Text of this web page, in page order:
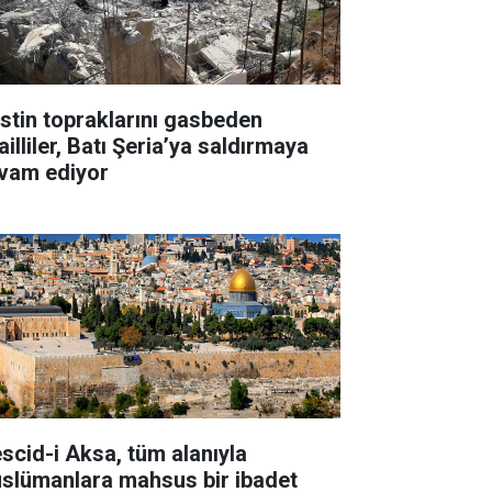
topraklarını gasbeden
Batı Şeria’ya saldırmaya
ediyor
i Aksa, tüm alanıyla
mahsus bir ibadet